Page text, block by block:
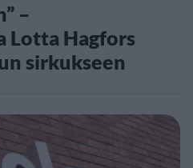
–
Lotta Hagfors
sirkukseen